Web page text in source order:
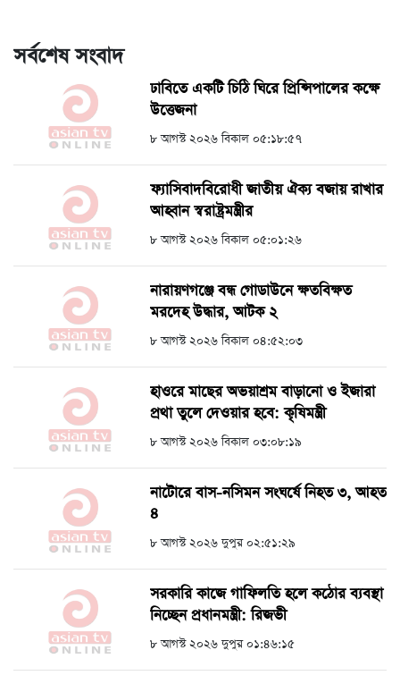
সর্বশেষ সংবাদ
ঢাবিতে একটি চিঠি ঘিরে প্রিন্সিপালের কক্ষে
উত্তেজনা
৮ আগস্ট ২০২৬ বিকাল ০৫:১৮:৫৭
ফ্যাসিবাদবিরোধী জাতীয় ঐক্য বজায় রাখার
আহ্বান স্বরাষ্ট্রমন্ত্রীর
৮ আগস্ট ২০২৬ বিকাল ০৫:০১:২৬
নারায়ণগঞ্জে বন্ধ গোডাউনে ক্ষতবিক্ষত
মরদেহ উদ্ধার, আটক ২
৮ আগস্ট ২০২৬ বিকাল ০৪:৫২:০৩
হাওরে মাছের অভয়াশ্রম বাড়ানো ও ইজারা
প্রথা তুলে দেওয়ার হবে: কৃষিমন্ত্রী
৮ আগস্ট ২০২৬ বিকাল ০৩:০৮:১৯
নাটোরে বাস-নসিমন সংঘর্ষে নিহত ৩, আহত
৪
৮ আগস্ট ২০২৬ দুপুর ০২:৫১:২৯
সরকারি কাজে গাফিলতি হলে কঠোর ব্যবস্থা
নিচ্ছেন প্রধানমন্ত্রী: রিজভী
৮ আগস্ট ২০২৬ দুপুর ০১:৪৬:১৫